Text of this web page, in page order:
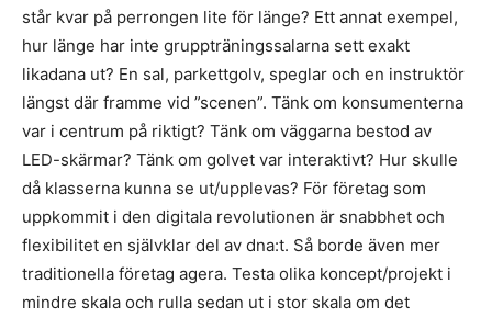
står kvar på perrongen lite för länge? Ett annat exempel,
hur länge har inte gruppträningssalarna sett exakt
likadana ut? En sal, parkettgolv, speglar och en instruktör
längst där framme vid ”scenen”. Tänk om konsumenterna
var i centrum på riktigt? Tänk om väggarna bestod av
LED-skärmar? Tänk om golvet var interaktivt? Hur skulle
då klasserna kunna se ut/upplevas? För företag som
uppkommit i den digitala revolutionen är snabbhet och
flexibilitet en självklar del av dna:t. Så borde även mer
traditionella företag agera. Testa olika koncept/projekt i
mindre skala och rulla sedan ut i stor skala om det